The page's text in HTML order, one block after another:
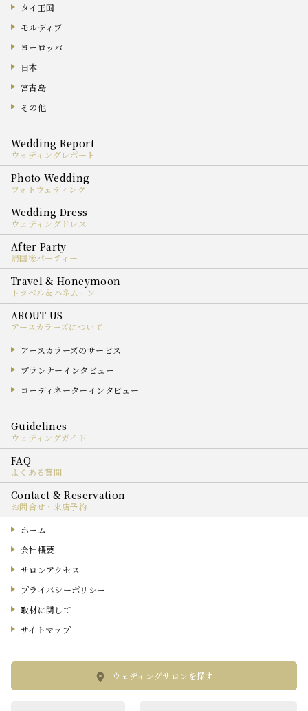
タイ王国
モルディブ
ヨーロッパ
日本
宮古島
その他
ウェディングレポート
フォトウェディング
ウェディングドレス
帰国後パーティー
トラベル＆ハネムーン
アースカラーズについて
アースカラーズのサービス
プランナーインタビュー
コーディネーターインタビュー
ウェディングガイド
よくある質問
お問合せ・来店予約
ホーム
会社概要
サロンアクセス
プライバシーポリシー
取材に関して
サイトマップ
ウェディングサロンを探す